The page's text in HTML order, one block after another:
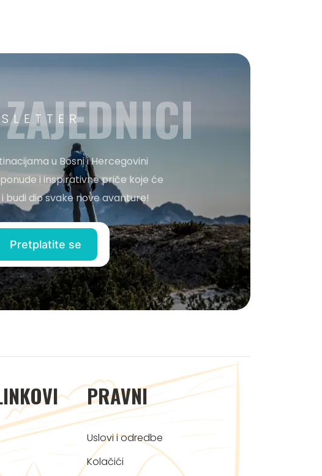
u Bosni i Hercegovini
i inspirativne priče koje će
budi dio svake nove avanture!
PRAVNI
Uslovi i odredbe
Kolačići